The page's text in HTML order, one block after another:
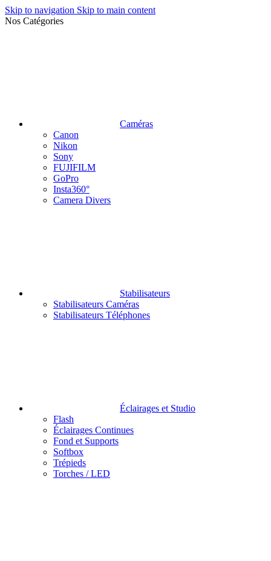
Skip to navigation Skip to main content
Nos Catégories
Caméras
Canon
Nikon
Sony
FUJIFILM
GoPro
Insta360°
Camera Divers
Stabilisateurs
Stabilisateurs Caméras
Stabilisateurs Téléphones
Éclairages et Studio
Flash
Éclairages Continues
Fond et Supports
Softbox
Trépieds
Torches / LED